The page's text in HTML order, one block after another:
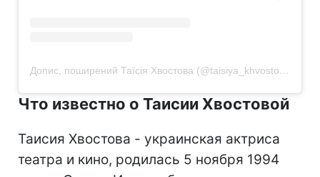
Допис, поширений Таїсія Хвостова (@taisiya_khvostova)
Что известно о Таисии Хвостовой
Таисия Хвостова - украинская актриса
театра и кино, родилась 5 ноября 1994